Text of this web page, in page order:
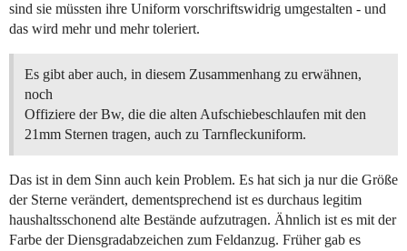
sind sie müssten ihre Uniform vorschriftswidrig umgestalten - und
das wird mehr und mehr toleriert.
Es gibt aber auch, in diesem Zusammenhang zu erwähnen,
noch
Offiziere der Bw, die die alten Aufschiebeschlaufen mit den
21mm Sternen tragen, auch zu Tarnfleckuniform.
Das ist in dem Sinn auch kein Problem. Es hat sich ja nur die Größe
der Sterne verändert, dementsprechend ist es durchaus legitim
haushaltsschonend alte Bestände aufzutragen. Ähnlich ist es mit der
Farbe der Diensgradabzeichen zum Feldanzug. Früher gab es